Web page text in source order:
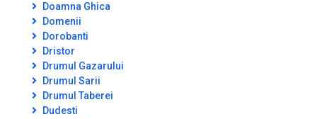
Doamna Ghica
Domenii
Dorobanti
Dristor
Drumul Gazarului
Drumul Sarii
Drumul Taberei
Dudesti